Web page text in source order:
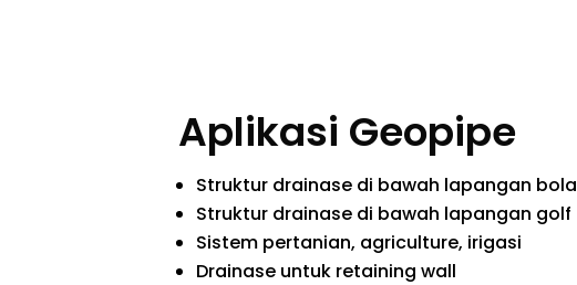
Aplikasi Geopipe
Struktur drainase di bawah lapangan bola
Struktur drainase di bawah lapangan golf
Sistem pertanian, agriculture, irigasi
Drainase untuk retaining wall